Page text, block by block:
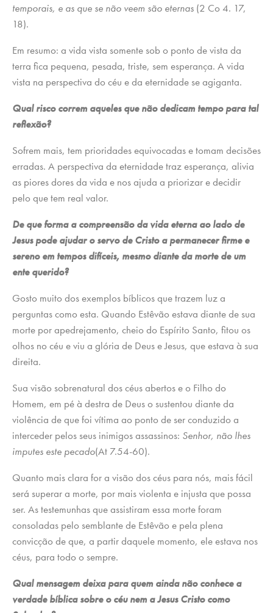
temporais, e as que se não veem são eternas (2 Co 4. 17,
18).
Em resumo: a vida vista somente sob o ponto de vista da
terra fica pequena, pesada, triste, sem esperança. A vida
vista na perspectiva do céu e da eternidade se agiganta.
Qual risco correm aqueles que não dedicam tempo para tal
reflexão?
Sofrem mais, tem prioridades equivocadas e tomam decisões
erradas. A perspectiva da eternidade traz esperança, alivia
as piores dores da vida e nos ajuda a priorizar e decidir
pelo que tem real valor.
De que forma a compreensão da vida eterna ao lado de
Jesus pode ajudar o servo de Cristo a permanecer firme e
sereno em tempos difíceis, mesmo diante da morte de um
ente querido?
Gosto muito dos exemplos bíblicos que trazem luz a
perguntas como esta. Quando Estêvão estava diante de sua
morte por apedrejamento, cheio do Espírito Santo, fitou os
olhos no céu e viu a glória de Deus e Jesus, que estava à sua
direita.
Sua visão sobrenatural dos céus abertos e o Filho do
Homem, em pé à destra de Deus o sustentou diante da
violência de que foi vítima ao ponto de ser conduzido a
interceder pelos seus inimigos assassinos: Senhor, não lhes
imputes este pecado(At 7.54-60).
Quanto mais clara for a visão dos céus para nós, mais fácil
será superar a morte, por mais violenta e injusta que possa
ser. As testemunhas que assistiram essa morte foram
consoladas pelo semblante de Estêvão e pela plena
convicção de que, a partir daquele momento, ele estava nos
céus, para todo o sempre.
Qual mensagem deixa para quem ainda não conhece a
verdade bíblica sobre o céu nem a Jesus Cristo como